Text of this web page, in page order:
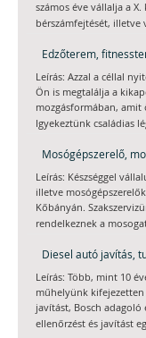
számos éve vállalja a
bérszámfejtését, illetve
Edzőterem,
Leírás: Azzal a céllal
Ön is megtalálja a
mozgásformában, amit
Igyekeztünk családias
Mosógépszerelő,
Leírás: Készséggel
illetve
Kőbányán.
rendelkeznek a
Diesel autó javítás,
Leírás: Több, mint 10
műhelyünk kifejezetten
javítást, Bosch
ellenőrzést és javítást